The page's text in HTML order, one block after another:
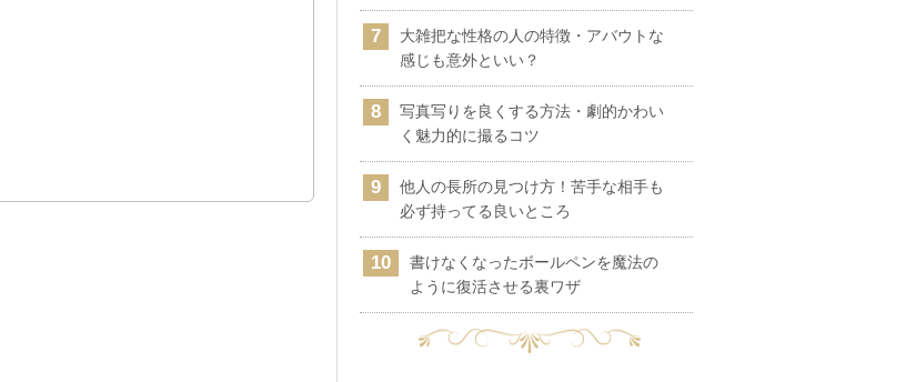
大雑把な性格の人の特徴・アバウトな
感じも意外といい？
写真写りを良くする方法・劇的かわい
く魅力的に撮るコツ
他人の長所の見つけ方！苦手な相手も
必ず持ってる良いところ
書けなくなったボールペンを魔法の
ように復活させる裏ワザ